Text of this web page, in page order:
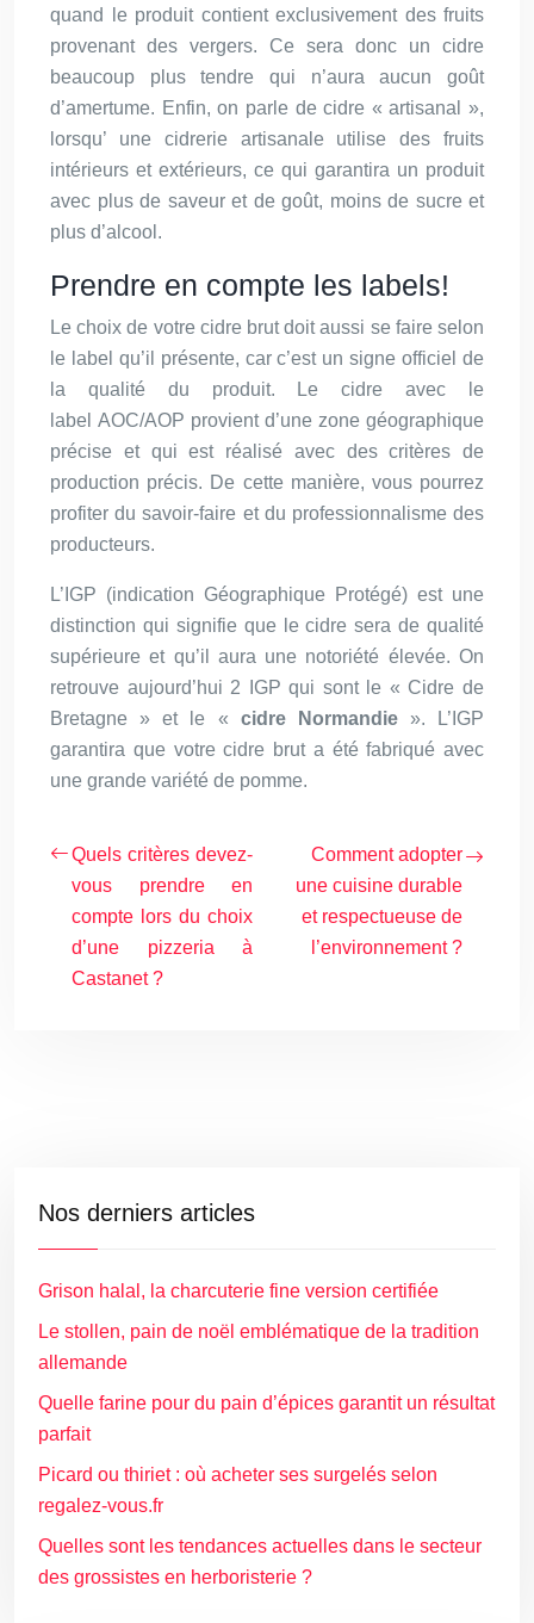
quand le produit contient exclusivement des fruits
provenant des vergers. Ce sera donc un cidre
beaucoup plus tendre qui n’aura aucun goût
d’amertume. Enfin, on parle de cidre « artisanal »,
lorsqu’ une cidrerie artisanale utilise des fruits
intérieurs et extérieurs, ce qui garantira un produit
avec plus de saveur et de goût, moins de sucre et
plus d’alcool.
Prendre en compte les labels!
Le choix de votre cidre brut doit aussi se faire selon
le label qu’il présente, car c’est un signe officiel de
la qualité du produit. Le cidre avec le
label AOC/AOP provient d’une zone géographique
précise et qui est réalisé avec des critères de
production précis. De cette manière, vous pourrez
profiter du savoir-faire et du professionnalisme des
producteurs.
L’IGP (indication Géographique Protégé) est une
distinction qui signifie que le cidre sera de qualité
supérieure et qu’il aura une notoriété élevée. On
retrouve aujourd’hui 2 IGP qui sont le « Cidre de
Bretagne » et le « cidre Normandie». L’IGP
garantira que votre cidre brut a été fabriqué avec
une grande variété de pomme.
Quels critères devez-
vous prendre en
compte lors du choix
d’une pizzeria à
Castanet ?
Comment adopter
une cuisine durable
et respectueuse de
l’environnement ?
Nos derniers articles
Grison halal, la charcuterie fine version certifiée
Le stollen, pain de noël emblématique de la tradition
allemande
Quelle farine pour du pain d’épices garantit un résultat
parfait
Picard ou thiriet : où acheter ses surgelés selon
regalez-vous.fr
Quelles sont les tendances actuelles dans le secteur
des grossistes en herboristerie ?